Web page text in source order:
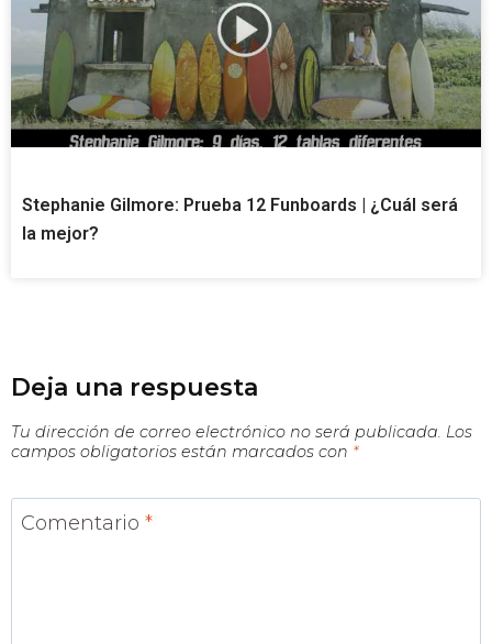
Stephanie Gilmore: Prueba 12 Funboards | ¿Cuál será
la mejor?
Deja una respuesta
Tu dirección de correo electrónico no será publicada. Los
campos obligatorios están marcados con *
Comentario *